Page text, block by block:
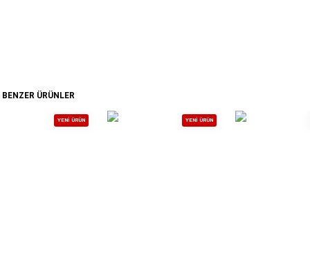
BENZER ÜRÜNLER
YENI ÜRÜN YENI ÜRÜN